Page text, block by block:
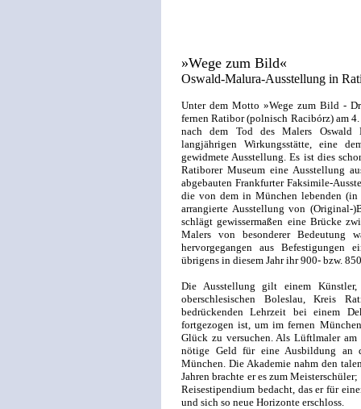
»Wege zum Bild«
Oswald-Malura-Ausstellung in
Unter dem Motto »Wege zum Bild -
fernen Ratibor (polnisch Racibórz) am
nach dem Tod des Malers Oswald
langjährigen Wirkungsstätte, eine
gewidmete Ausstellung. Es ist dies
Ratiborer Museum eine Ausstellung
abgebauten Frankfurter Faksimile-
die von dem in München lebenden (in
arrangierte Ausstellung von (Original-
schlägt gewissermaßen eine Brücke
Malers von besonderer Bedeutung
hervorgegangen aus Befestigungen
übrigens in diesem Jahr ihr 900- bzw.
Die Ausstellung gilt einem
oberschlesischen Boleslau, Kreis
bedrückenden Lehrzeit bei einem
fortgezogen ist, um im fernen
Glück zu versuchen. Als Lüftlmaler am
nötige Geld für eine Ausbildung an
München. Die Akademie nahm den
Jahren brachte er es zum
Reisestipendium bedacht, das er für
und sich so neue Horizonte erschloss.